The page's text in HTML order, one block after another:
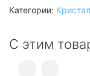
Категории:
С этим